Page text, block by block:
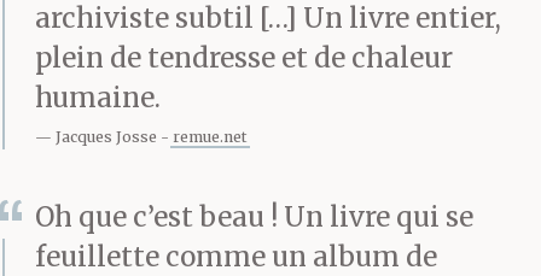
qu’il continuerait à
parler d’autre chose.
C’est pour ça qu’il
a répondu si vite.
archiviste subtil […] Un livre entier,
plein de tendresse et de chaleur
humaine.
Jacques Josse remue.net
Oh que c’est beau ! Un livre qui se
feuillette comme un album de